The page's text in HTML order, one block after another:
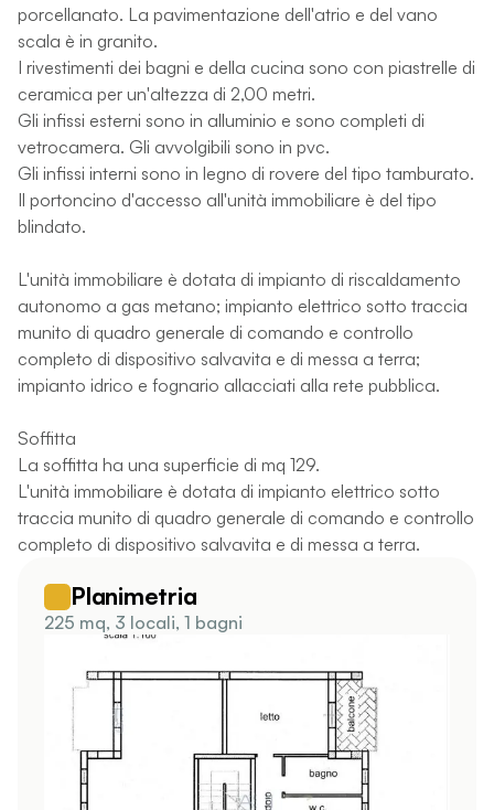
porcellanato. La pavimentazione dell'atrio e del vano
scala è in granito.
I rivestimenti dei bagni e della cucina sono con piastrelle di
ceramica per un'altezza di 2,00 metri.
Gli infissi esterni sono in alluminio e sono completi di
vetrocamera. Gli avvolgibili sono in pvc.
Gli infissi interni sono in legno di rovere del tipo tamburato.
Il portoncino d'accesso all'unità immobiliare è del tipo
blindato.
L'unità immobiliare è dotata di impianto di riscaldamento
autonomo a gas metano; impianto elettrico sotto traccia
munito di quadro generale di comando e controllo
completo di dispositivo salvavita e di messa a terra;
impianto idrico e fognario allacciati alla rete pubblica.
Soffitta
La soffitta ha una superficie di mq 129.
L'unità immobiliare è dotata di impianto elettrico sotto
traccia munito di quadro generale di comando e controllo
completo di dispositivo salvavita e di messa a terra.
Planimetria
225 mq, 3 locali, 1 bagni